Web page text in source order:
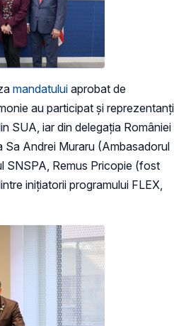
mandatului aprobat de
au participat și reprezentanți
SUA, iar din delegația României
Andrei Muraru (Ambasadorul
SNSPA, Remus Pricopie (fost
inițiatorii programului FLEX,